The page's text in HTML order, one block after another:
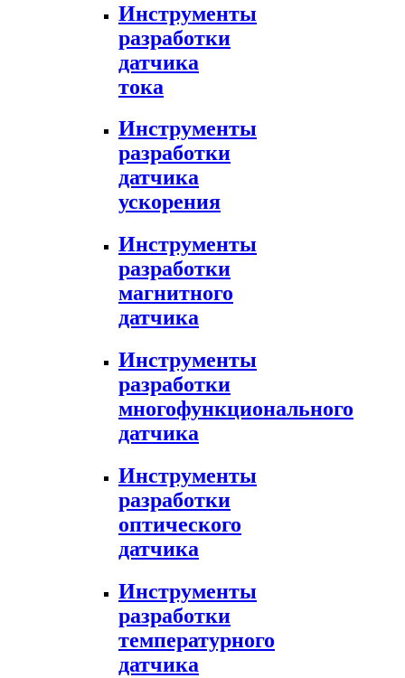
Инструменты
разработки
датчика
тока
Инструменты
разработки
датчика
ускорения
Инструменты
разработки
магнитного
датчика
Инструменты
разработки
многофункционального
датчика
Инструменты
разработки
оптического
датчика
Инструменты
разработки
температурного
датчика